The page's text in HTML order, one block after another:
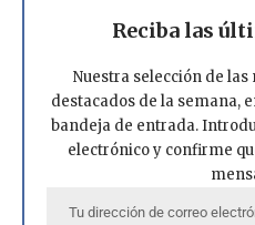
Reciba las
Nuestra selección de
destacados de la semana,
bandeja de entrada.
electrónico y confirme